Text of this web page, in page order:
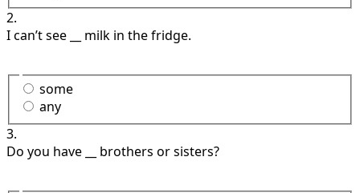
2.
I can’t see __ milk in the fridge.
some
any
3.
Do you have __ brothers or sisters?